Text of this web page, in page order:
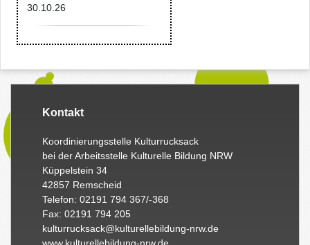
30.10.26
Kontakt
Koordinierungsstelle Kulturrucksack
bei der Arbeitsstelle Kulturelle Bildung NRW
Küppelstein 34
42857 Remscheid
Telefon: 02191 794 367/-368
Fax: 02191 794 205
kulturrucksack@kulturellebildung-nrw.de